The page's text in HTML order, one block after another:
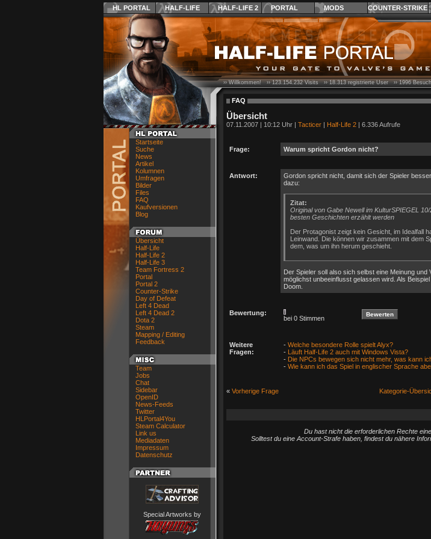
HL PORTAL HALF-LIFE HALF-LIFE 2 PORTAL MODS COUNTER-STRIKE
Startseite
Suche
News
Artikel
Kolumnen
Umfragen
Bilder
Files
FAQ
Kaufversionen
Blog
Übersicht
Half-Life
Half-Life 2
Half-Life 3
Team Fortress 2
Portal
Portal 2
Counter-Strike
Day of Defeat
Left 4 Dead
Left 4 Dead 2
Dota 2
Steam
Mapping / Editing
Feedback
Team
Jobs
Chat
Sidebar
OpenID
News-Feeds
Twitter
HLPortal4You
Steam Calculator
Link us
Mediadaten
Impressum
Datenschutz
Special Artworks by
›› Willkommen! ››123.154.232Visits ››18.313registrierte User ››1996
FAQ
Übersicht
07.11.2007 | 10:12 Uhr | Tacticer| Half-Life 2| 6.336 Aufrufe
Frage: Warum spricht Gordon nicht?
Antwort:
Gordon spricht nicht, damit sich der Spieler
dazu:
Zitat:
Original von Gabe Newell im KulturSPIEGEL
besten Geschichten erzählt werden
Der Protagonist zeigt kein Gesicht, im Idealfall
Leinwand. Die können wir zusammen mit dem
dem, was um ihn herum geschieht.
Der Spieler soll also sich selbst eine Meinung
möglichst unbeeinflusst gelassen wird. Als
Doom.
Bewertung:
bei 0 Stimmen
Weitere
Fragen:
- Welche besondere Rolle spielt Alyx?
- Läuft Half-Life 2 auch mit Windows Vista?
- Die NPCs bewegen sich nicht mehr, was kann
- Wie kann ich das Spiel in englischer Sprache
« Vorherige Frage Kategorie-
Du hast nicht die erforderlichen Rechte
Solltest du eine Account-Strafe haben, findest du nähere